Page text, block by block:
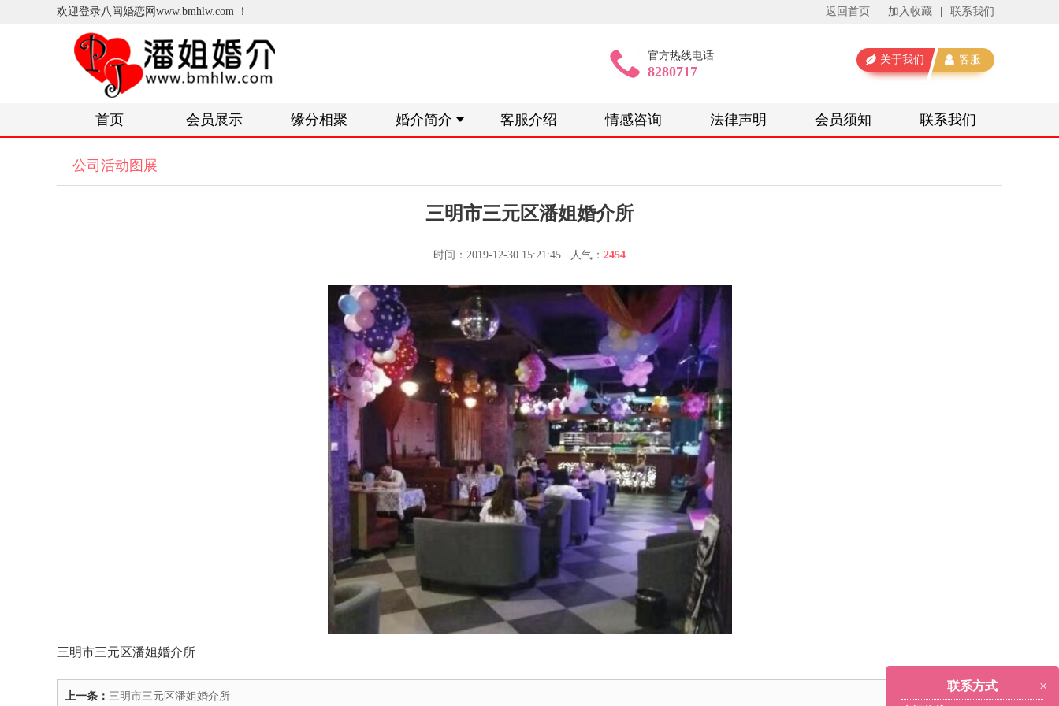
欢迎登录八闽婚恋网www.bmhlw.com ！ 返回首页 加入收藏 联系我们
客服
关于我们
官方热线电话
8280717
首页 会员展示 缘分相聚 婚介简介 客服介绍 情感咨询 法律声明 会员须知 联系我们
公司活动图展
三明市三元区潘姐婚介所
时间：2019-12-30 15:21:45 人气： 2454
三明市三元区潘姐婚介所
上一条： 三明市三元区潘姐婚介所
×
联系方式